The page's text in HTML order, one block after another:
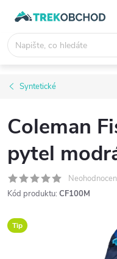
obsah
Syntetické
Coleman
pytel
Kód produktu: CF100M
Tip